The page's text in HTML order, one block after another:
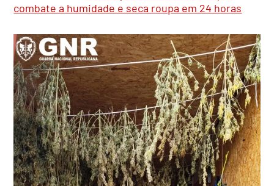
combate a humidade e seca roupa em 24 horas